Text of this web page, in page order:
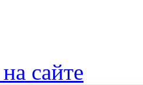
сайте